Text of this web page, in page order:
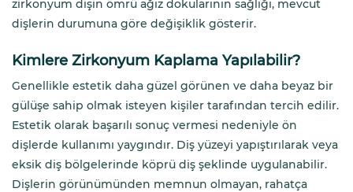
zirkonyum dişin ömrü ağız dokularının sağlığı, mevcut
dişlerin durumuna göre değişiklik gösterir.
Kimlere Zirkonyum Kaplama Yapılabilir?
Genellikle estetik daha güzel görünen ve daha beyaz bir
gülüşe sahip olmak isteyen kişiler tarafından tercih edilir.
Estetik olarak başarılı sonuç vermesi nedeniyle ön
dişlerde kullanımı yaygındır. Diş yüzeyi yapıştırılarak veya
eksik diş bölgelerinde köprü diş şeklinde uygulanabilir.
Dişlerin görünümünden memnun olmayan, rahatça